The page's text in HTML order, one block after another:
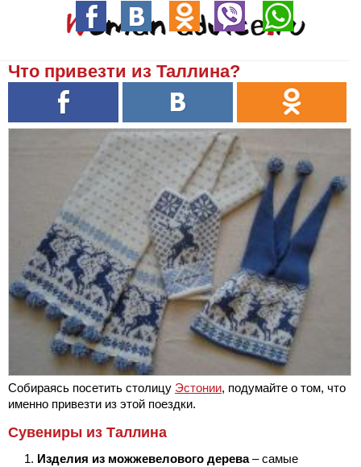
Что привезти из Таллина?
Собираясь посетить столицу Эстонии, подумайте о том, что
именно привезти из этой поездки.
Сувениры из Таллина
Изделия из можжевелового дерева– самые